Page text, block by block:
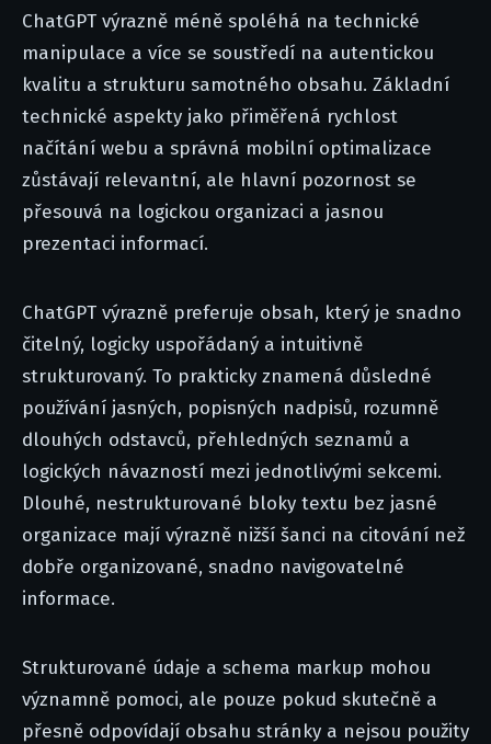
ChatGPT výrazně méně spoléhá na technické
manipulace a více se soustředí na autentickou
kvalitu a strukturu samotného obsahu. Základní
technické aspekty jako přiměřená rychlost
načítání webu a správná mobilní optimalizace
zůstávají relevantní, ale hlavní pozornost se
přesouvá na logickou organizaci a jasnou
prezentaci informací.
ChatGPT výrazně preferuje obsah, který je snadno
čitelný, logicky uspořádaný a intuitivně
strukturovaný. To prakticky znamená důsledné
používání jasných, popisných nadpisů, rozumně
dlouhých odstavců, přehledných seznamů a
logických návazností mezi jednotlivými sekcemi.
Dlouhé, nestrukturované bloky textu bez jasné
organizace mají výrazně nižší šanci na citování než
dobře organizované, snadno navigovatelné
informace.
Strukturované údaje a schema markup mohou
významně pomoci, ale pouze pokud skutečně a
přesně odpovídají obsahu stránky a nejsou použity